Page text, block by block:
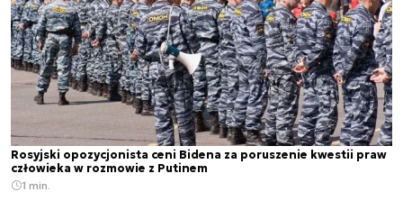
Rosyjski opozycjonista ceni Bidena za poruszenie kwestii praw
człowieka w rozmowie z Putinem
1 min.